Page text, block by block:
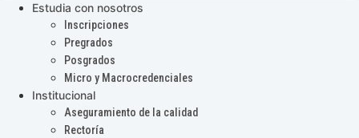
Estudia con nosotros
Inscripciones
Pregrados
Posgrados
Micro y Macrocredenciales
Institucional
Aseguramiento de la calidad
Rectoría